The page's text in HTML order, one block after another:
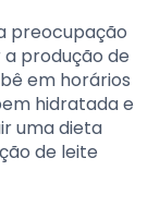
preocupação
produção de
em horários
hidratada e
uma dieta
de leite